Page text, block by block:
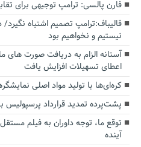
فارن پالسی: ترامپ توجیهی برای
قالیباف:ترامپ تصمیم اشتباه
نیستیم و نخواهیم بود
اعطای تسهیلات افزایش یافت
کره‌ای‌ها با تولید مواد اصلی
پشت‌پرده تمدید قرارداد پرسپولیس
توقع ما، توجه داوران به فیلم
آینده